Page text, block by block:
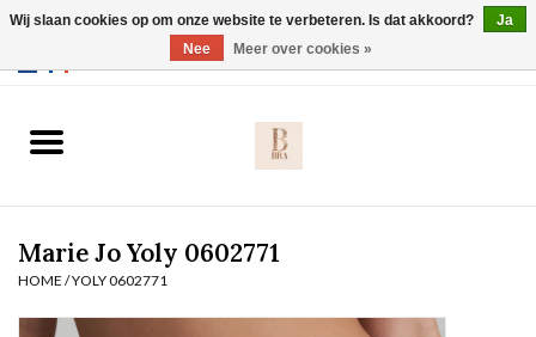
Slip
Body
Marie Jo Yoly 0602771
HOME /YOLY 0602771
Wij slaan cookies op om onze website te verbeteren. Is dat akkoord?
Ja
Nee
Meer over cookies »
Webshop werkt met EU maten. .